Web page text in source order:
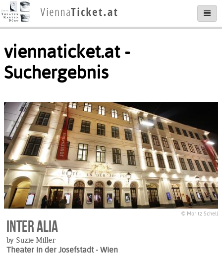
viennaticket.at -
Suchergebnis
© Moritz Schell
Inter alia
by Suzie Miller
Theater in der Josefstadt- Wien